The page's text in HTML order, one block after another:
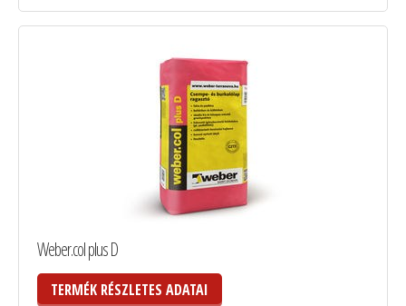
Weber.col plus D
TERMÉK RÉSZLETES ADATAI